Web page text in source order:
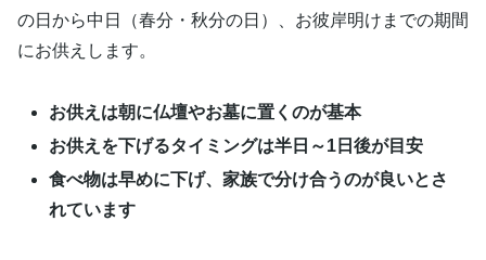
の日から中日（春分・秋分の日）、お彼岸明けまでの期間
にお供えします。
お供えは朝に仏壇やお墓に置くのが基本
お供えを下げるタイミングは半日～1日後が目安
食べ物は早めに下げ、家族で分け合うのが良いとさ
れています